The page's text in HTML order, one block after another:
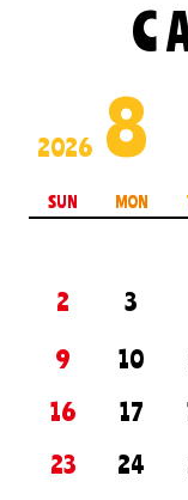
2026 8
SUN MON
2
3
9
10
16
17
23
24